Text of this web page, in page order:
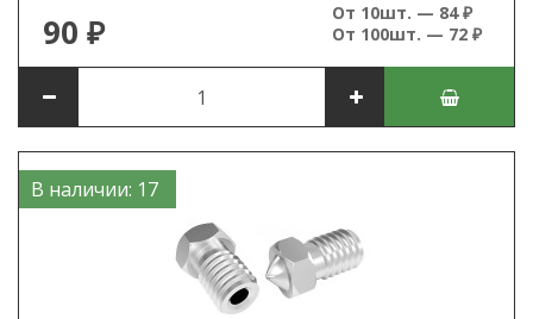
90 ₽
От 10шт. — 84 ₽
От 100шт. — 72 ₽
В наличии: 17